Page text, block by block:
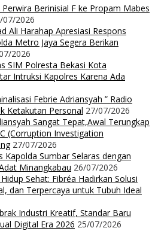
Berinisial F ke Propam Mabes
07/2026
Ali Harahap Apresiasi Respons
Metro Jaya Segera Berikan
2026
SIM Polresta Bekasi Kota
Intruksi Kapolres Karena Ada
Febrie Adriansyah ” Radio
Ketakutan Personal 27/07/2026
Sangat Tepat,Awal Terungkap
(Corruption Investigation
27/07/2026
Kapolda Sumbar Selaras dengan
Minangkabau 26/07/2026
Sehat: Fibréa Hadirkan Solusi
dan Terpercaya untuk Tubuh Ideal
Industri Kreatif, Standar Baru
Digital Era 2026 25/07/2026